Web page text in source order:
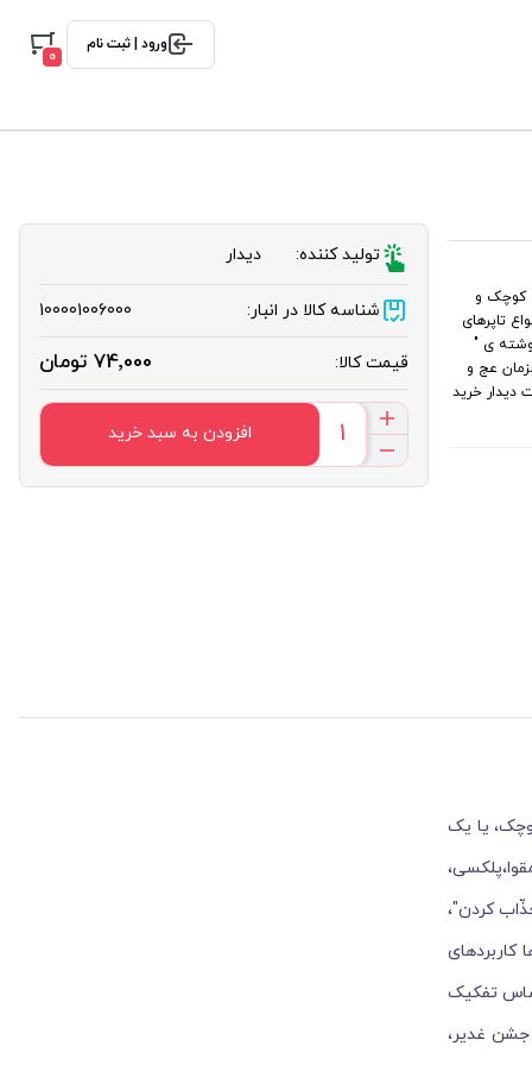
ورود | ثبت نام
0
کوچک و
تاپرهای
ی "
عج و
دیدار خرید
تولید کننده: دیدار
شناسه کالا در انبار: 100001006000
قیمت کالا: 74٬000 تومان
افزودن به سبد خرید
دخترتان کیک سفارش می دهید و برای روی کیک 5 عدد شمع کوچک، یا یک
و مقوا،پلکسی،
کردن"،
کاربردهای
تفکیک
جشن غدیر،